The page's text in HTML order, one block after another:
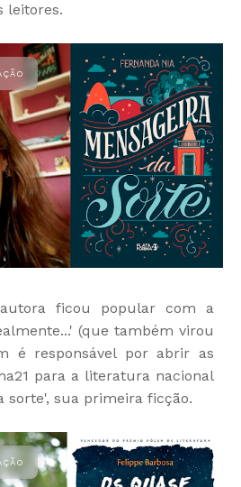
leitores.
ficou popular com a
(que também virou
é responsável por abrir as
para a literatura nacional
sorte', sua primeira ficção.